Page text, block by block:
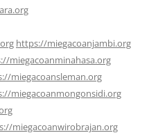
https://miegacoanjambi.org
miegacoanminahasa.org
miegacoansleman.org
miegacoanmongonsidi.org
miegacoanwirobrajan.org